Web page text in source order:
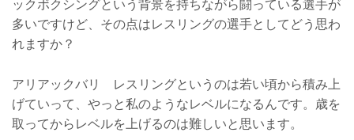
ックボクシングという背景を持ちながら闘っている選手が
多いですけど、その点はレスリングの選手としてどう思わ
れますか？
アリアックバリ レスリングというのは若い頃から積み上
げていって、やっと私のようなレベルになるんです。歳を
取ってからレベルを上げるのは難しいと思います。